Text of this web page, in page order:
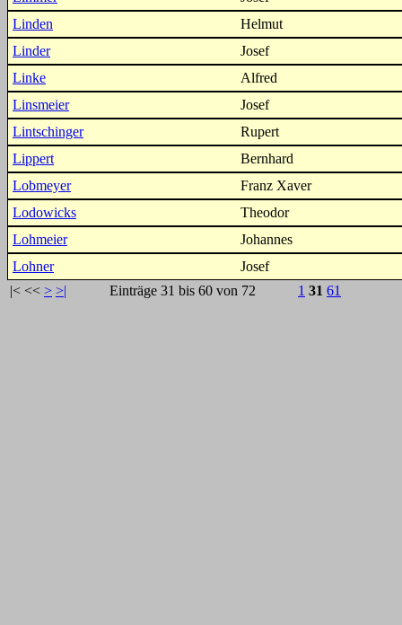
Linden
Helmut
Linder
Josef
Linke
Alfred
Linsmeier
Josef
Lintschinger
Rupert
Lippert
Bernhard
Lobmeyer
Franz Xaver
Lodowicks
Theodor
Lohmeier
Johannes
Lohner
Josef
|< << > >| Einträge 31 bis 60 von 72 1 31 61